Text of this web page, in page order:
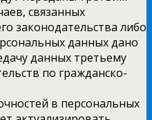
связанных
законодательства либо
данных дано
данных третьему
по гражданско-
в персональных